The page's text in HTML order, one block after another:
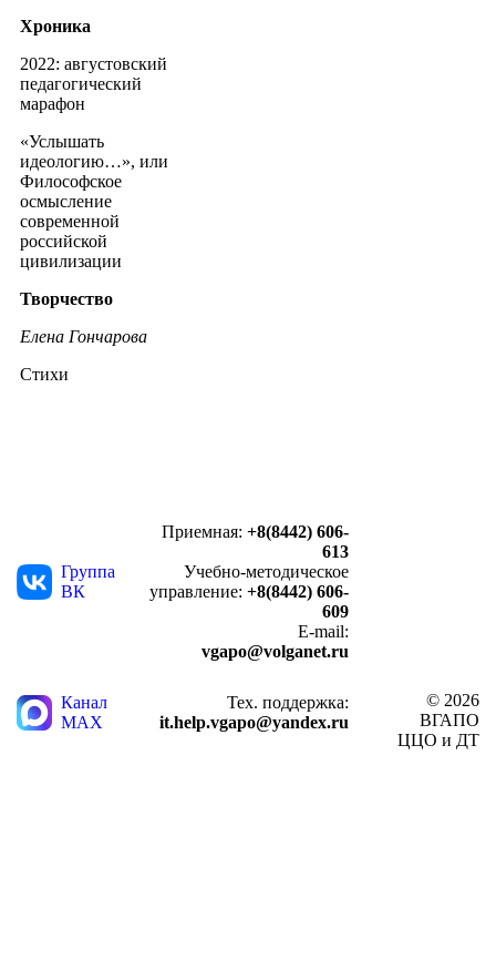
Хроника
2022: августовский
педагогический
марафон
«Услышать
идеологию…», или
Философское
осмысление
современной
российской
цивилизации
Творчество
Елена Гончарова
Стихи
Группа
ВК
Приемная: +8(8442) 606-
613
Учебно-методическое
управление: +8(8442) 606-
609
E-mail:
vgapo@volganet.ru
Канал
MAX
Тех. поддержка:
it.help.vgapo@yandex.ru
© 2026
ВГАПО
ЦЦО и ДТ